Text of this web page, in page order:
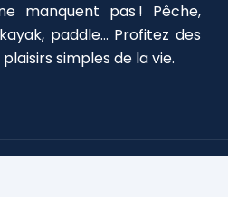
manquent pas ! Pêche,
paddle… Profitez des
simples de la vie.